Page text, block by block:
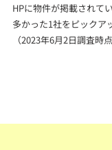
HPに物件が掲載されて
多かった1社をピックア
（2023年6月2日調査時点